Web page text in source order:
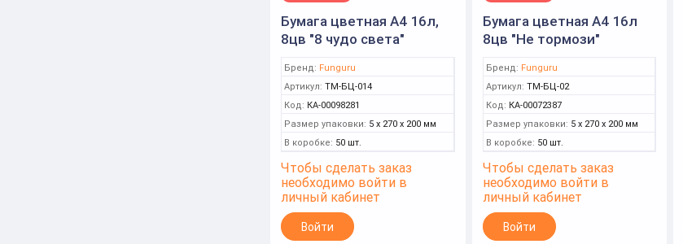
Бумага цветная А4 16л,
8цв "8 чудо света"
Бренд: Funguru
Артикул: ТМ-БЦ-014
Код: КА-00098281
Размер упаковки: 5 x 270 x 200 мм
В коробке: 50 шт.
Чтобы сделать заказ
необходимо войти в
личный кабинет
Войти
Бумага цветная А4 16л
8цв "Не тормози"
(Funguru)
Бренд: Funguru
Артикул: ТМ-БЦ-02
Код: КА-00072387
Размер упаковки: 5 x 270 x 200 мм
В коробке: 50 шт.
Чтобы сделать заказ
необходимо войти в
личный кабинет
Войти